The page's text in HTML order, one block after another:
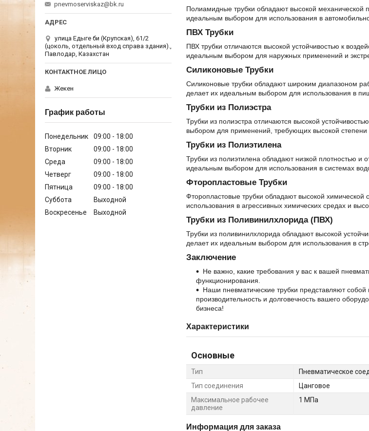
Полиамидные трубки обладают высокой механической
идеальным выбором для использования в
ПВХ Трубки
ПВХ трубки отличаются высокой устойчивостью к
идеальным выбором для наружных применений и
Силиконовые Трубки
Силиконовые трубки обладают широким диапазоном
делает их идеальным выбором для использования в
Трубки из Полиэстра
Трубки из полиэстра отличаются высокой
выбором для применений, требующих высокой степени
Трубки из Полиэтилена
Трубки из полиэтилена обладают низкой плотностью и
идеальным выбором для использования в системах
Фторопластовые Трубки
Фторопластовые трубки обладают высокой
использования в агрессивных химических средах и
Трубки из Поливинилхлорида (ПВХ)
Трубки из поливинилхлорида обладают высокой
делает их идеальным выбором для использования в
Заключение
Не важно, какие требования у вас к вашей
функционирования.
Наши пневматические трубки представляют
производительность и долговечность вашего
бизнеса!
Характеристики
Основные
Тип
Пневматическое
Тип соединения
Цанговое
Максимальное рабочее
давление
1 МПа
Информация для заказа
pnevmoserviskaz@bk.ru
улица Едыге би (Крупская), 61/2
(цоколь, отдельный вход справа здания).,
Павлодар, Казахстан
Жекен
График работы
Понедельник 09:00
18:00
Вторник
09:00
18:00
Среда
09:00
18:00
Четверг
09:00
18:00
Пятница
09:00
18:00
Суббота
Выходной
Воскресенье
Выходной